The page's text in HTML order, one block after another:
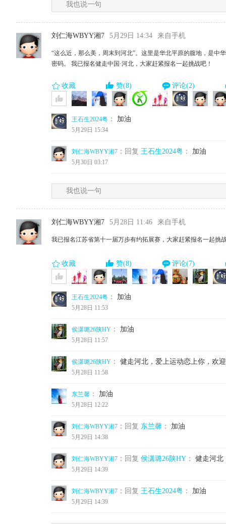
我也说一句
刘仁海WBYY湘7 5月29日 14:34 来自手机
“这么近，那么美，周末到河北”。这里是华北平原的腹地，是中
密码。 我已报名健走中国·河北，大家赶紧报名一起挑战吧！
收藏 赞(8) 评论(2)
王石生2024粤 ： 加油
5月29日 15:34
刘仁海WBYY湘7 ：回复 王石生2024粤 ： 加油
5月30日 03:17
我也说一句
刘仁海WBYY湘7 5月28日 11:46 来自手机
我已报名江苏省第十一届万步有约拓展赛，大家赶紧报名一起挑
收藏 赞(8) 评论(7)
王石生2024粤 ： 加油
5月28日 11:53
侯潇璐26陕HY ： 加油
5月28日 11:57
侯潇璐26陕HY ： 健走河北，爱上运动恋上你，欢
5月28日 11:58
东兰馨 ： 加油
5月28日 12:22
刘仁海WBYY湘7 ：回复 东兰馨 ： 加油
5月29日 14:38
刘仁海WBYY湘7 ：回复 侯潇璐26陕HY ： 健走河北
5月29日 14:39
刘仁海WBYY湘7 ：回复 王石生2024粤 ： 加油
5月29日 14:39